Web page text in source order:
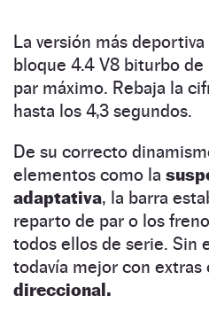
La versión más deportiva
bloque 4.4 V8 biturbo de
par máximo. Rebaja la
hasta los 4,3 segundos.
De su correcto
elementos como la
adaptativa, la barra
reparto de par o los
todos ellos de serie. Sin
todavía mejor con extras
direccional.